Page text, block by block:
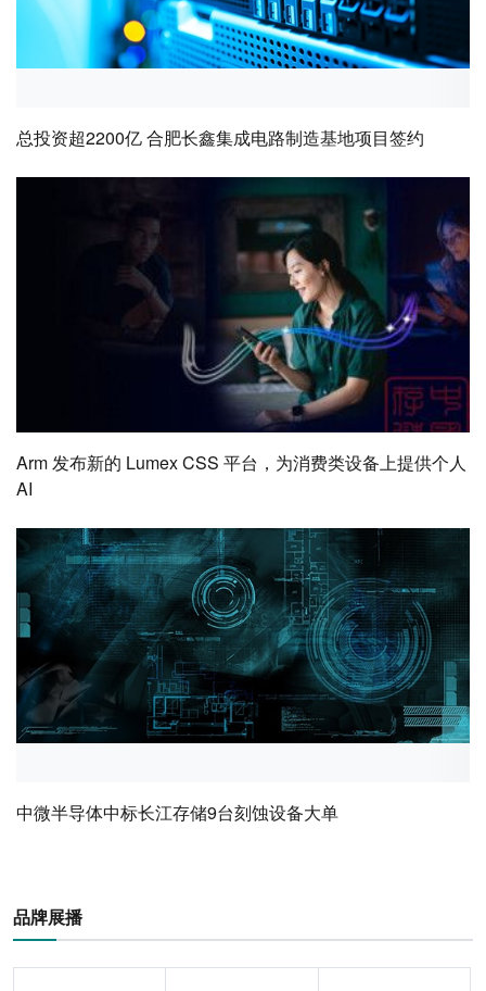
总投资超2200亿 合肥长鑫集成电路制造基地项目签约
Arm 发布新的 Lumex CSS 平台，为消费类设备上提供个人
AI
中微半导体中标长江存储9台刻蚀设备大单
品牌展播